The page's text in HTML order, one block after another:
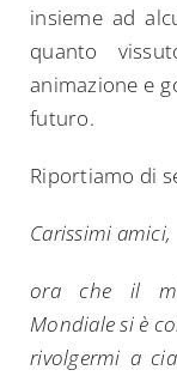
insieme ad
quanto
animazione e
futuro.
Riportiamo di
Carissimi amici,
ora che il
Mondiale si è
rivolgermi a